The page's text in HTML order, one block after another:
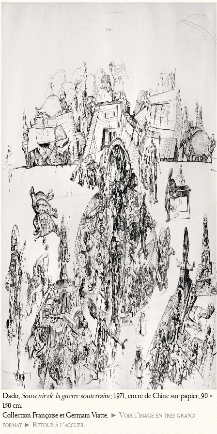
Dado,Souvenir de la guerre souterraine, 1971, encre de Chine sur papier, 90 ×
150 cm.
Collection Françoise et Germain Viatte. ► Voir l’image en très grand
format ► Retour à l’accueil